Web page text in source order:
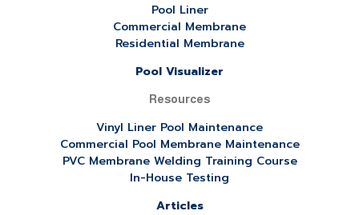
Pool Liner
Commercial Membrane
Residential Membrane
Pool Visualizer
Resources
Vinyl Liner Pool Maintenance
Commercial Pool Membrane Maintenance
PVC Membrane Welding Training Course
In-House Testing
Articles